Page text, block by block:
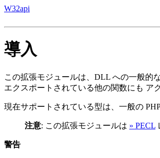
W32api
導入
この拡張モジュールは、DLL への一般的
エクスポートされている他の関数にも ア
現在サポートされている型は、一般の
注意: この拡張モジュールは » PECL
警告